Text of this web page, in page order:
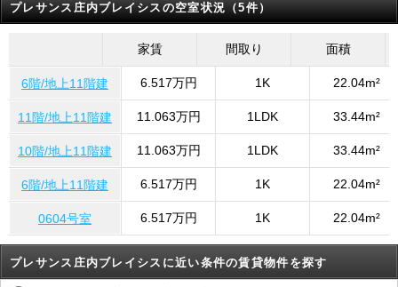
プレサンス庄内ブレイシスの空室状況（5件）
家賃 間取り 面積
6階/地上11階建 6.517万円 1K 22.04m²
11階/地上11階建 11.063万円 1LDK 33.44m²
10階/地上11階建 11.063万円 1LDK 33.44m²
6階/地上11階建 6.517万円 1K 22.04m²
0604号室 6.517万円 1K 22.04m²
プレサンス庄内ブレイシスに近い条件の賃貸物件を探す